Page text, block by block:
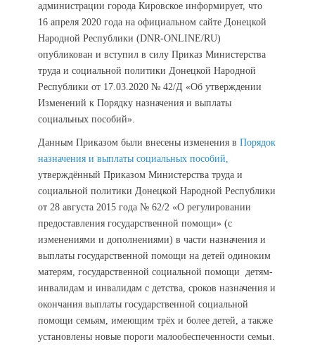
администрации города Кировское информирует, что
16 апреля 2020 года на официальном сайте Донецкой
Народной Республики (DNR-ONLINE/RU)
опубликован и вступил в силу Приказ Министерства
труда и социальной политики Донецкой Народной
Республики от 17.03.2020 № 42/Д «Об утверждении
Изменений к Порядку назначения и выплаты
социальных пособий».
Данным Приказом были внесены изменения в Порядок
назначения и выплаты социальных пособий,
утверждённый Приказом Министерства труда и
социальной политики Донецкой Народной Республики
от 28 августа 2015 года № 62/2 «О регулировании
предоставления государственной помощи» (с
изменениями и дополнениями) в части назначения и
выплаты государственной помощи на детей одиноким
матерям, государственной социальной помощи детям-
инвалидам и инвалидам с детства, сроков назначения и
окончания выплаты государственной социальной
помощи семьям, имеющим трёх и более детей, а также
установлены новые пороги малообеспеченности семьи.